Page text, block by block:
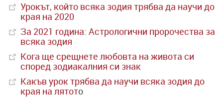
Урокът, който всяка зодия трябва да научи до
края на 2020
За 2021 година: Астрологични пророчества за
всяка зодия
Кога ще срещнете любовта на живота си
според зодиакалния си знак
Какъв урок трябва да научи всяка зодия до
края на лятото